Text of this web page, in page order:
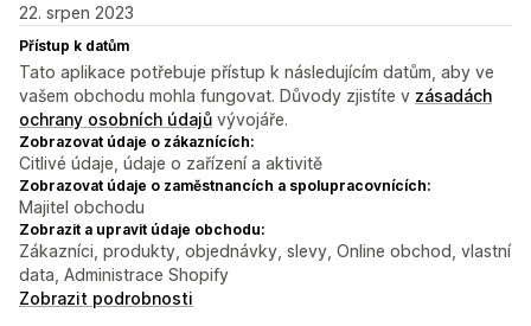
22. srpen 2023
Přístup k datům
Tato aplikace potřebuje přístup k následujícím datům, aby ve
vašem obchodu mohla fungovat. Důvody zjistíte v zásadách
ochrany osobních údajů vývojáře.
Zobrazovat údaje o zákaznících:
Citlivé údaje, údaje o zařízení a aktivitě
Zobrazovat údaje o zaměstnancích a spolupracovnících:
Majitel obchodu
Zobrazit a upravit údaje obchodu:
Zákazníci, produkty, objednávky, slevy, Online obchod, vlastní
data, Administrace Shopify
Zobrazit podrobnosti